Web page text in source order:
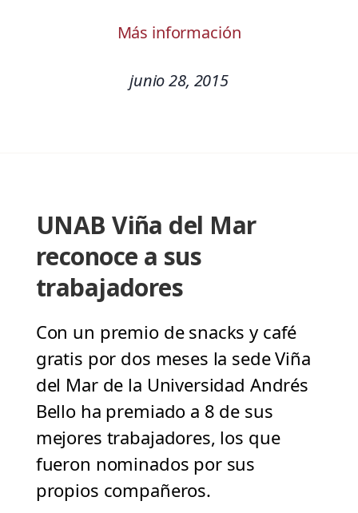
Más información
junio 28, 2015
UNAB Viña del Mar
reconoce a sus
trabajadores
Con un premio de snacks y café
gratis por dos meses la sede Viña
del Mar de la Universidad Andrés
Bello ha premiado a 8 de sus
mejores trabajadores, los que
fueron nominados por sus
propios compañeros.